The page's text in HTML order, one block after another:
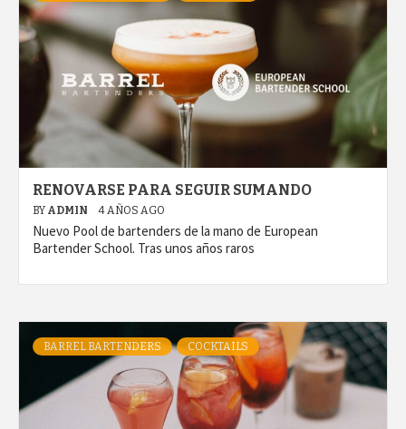
RENOVARSE PARA SEGUIR SUMANDO
BY ADMIN 4 AÑOS AGO
Nuevo Pool de bartenders de la mano de European
Bartender School. Tras unos años raros
BARREL BARTENDERS COCKTAILS